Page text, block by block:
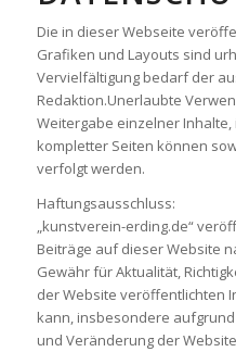
Die in dieser Webseite
Grafiken und Layouts sind
Vervielfältigung bedarf der
Redaktion.Unerlaubte
Weitergabe einzelner
kompletter Seiten können
verfolgt werden.
Haftungsausschluss:
„kunstverein-erding.de“
Beiträge auf dieser Website
Gewähr für Aktualität,
der Website veröffentlichten
kann, insbesondere
und Veränderung der